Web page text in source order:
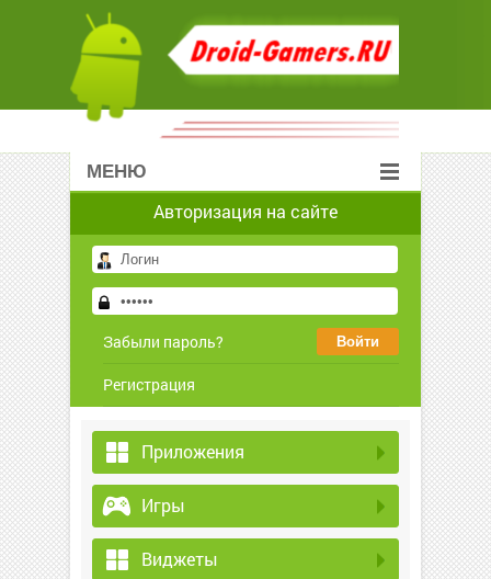
МЕНЮ
Авторизация на сайте
Забыли пароль?
Регистрация
Приложения
Игры
Виджеты